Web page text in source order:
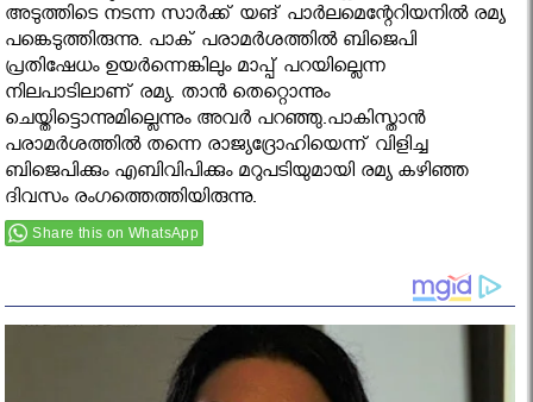
അടുത്തിടെ നടന്ന സാര്‍ക്ക് യങ് പാര്‍ലമെന്റേറിയനില്‍ രമ്യ
പങ്കെടുത്തിരുന്നു. പാക് പരാമര്‍ശത്തില്‍ ബിജെപി
പ്രതിഷേധം ഉയര്‍ന്നെങ്കിലും മാപ്പ് പറയില്ലെന്ന
നിലപാടിലാണ് രമ്യ. താന്‍ തെറ്റൊന്നും
ചെയ്തിട്ടൊന്നുമില്ലെന്നും അവര്‍ പറഞ്ഞു.പാകിസ്താന്‍
പരാമര്‍ശത്തില്‍ തന്നെ രാജ്യദ്രോഹിയെന്ന് വിളിച്ച
ബിജെപിക്കും എബിവിപിക്കും മറുപടിയുമായി രമ്യ കഴിഞ്ഞ
ദിവസം രംഗത്തെത്തിയിരുന്നു.
Share this on WhatsApp